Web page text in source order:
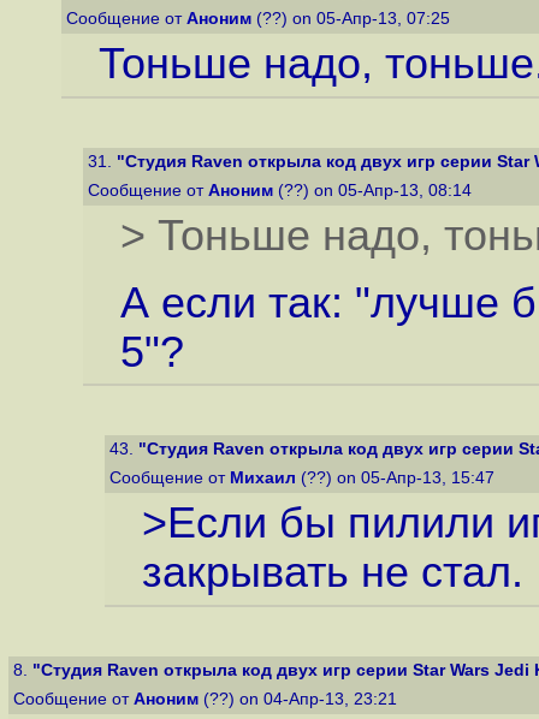
Сообщение от Аноним (??) on 05-Апр-13, 07:25
Тоньше надо,
31. "Студия Raven открыла код двух игр серии Star
Сообщение от Аноним (??) on 05-Апр-13, 08:14
> Тоньше надо,
А если так: "лучше
5"?
43. "Студия Raven открыла код двух игр серии
Сообщение от Михаил (??) on 05-Апр-13, 15:47
>Если бы пилили
закрывать не стал.
8. "Студия Raven открыла код двух игр серии Star Wars Jedi
Сообщение от Аноним (??) on 04-Апр-13, 23:21